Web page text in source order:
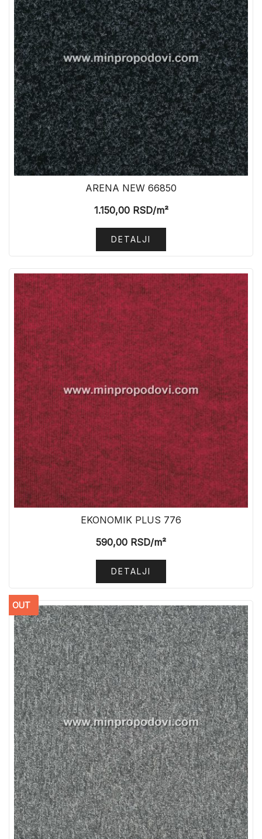
ARENA NEW 66850
1.150,00RSD/m²
DETALJI
EKONOMIK PLUS 776
590,00 RSD/m²
DETALJI
OUT